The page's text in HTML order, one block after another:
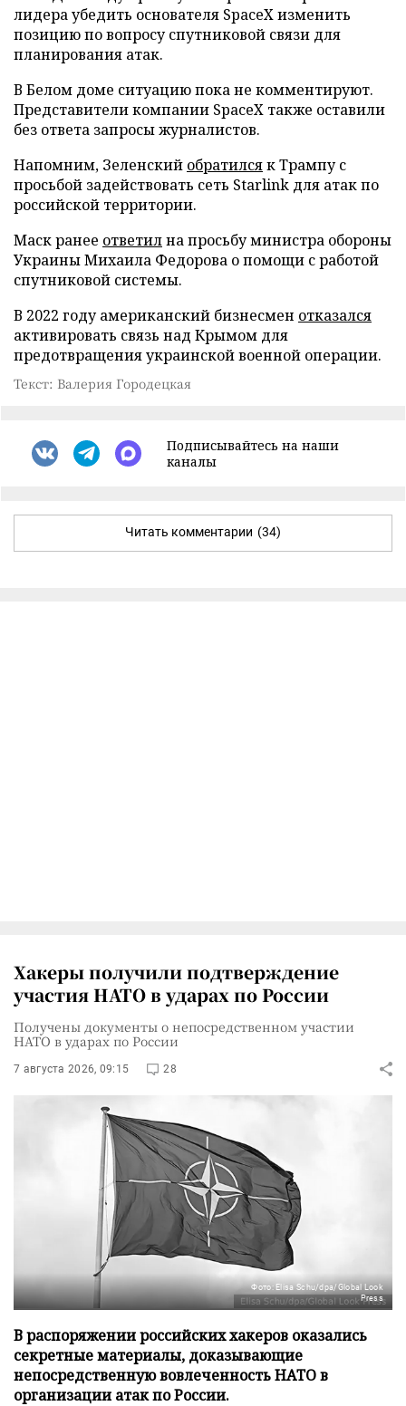
лидера убедить основателя SpaceX изменить
позицию по вопросу спутниковой связи для
планирования атак.
В Белом доме ситуацию пока не комментируют.
Представители компании SpaceX также оставили
без ответа запросы журналистов.
Напомним, Зеленский обратилсяк Трампу с
просьбой задействовать сеть Starlink для атак по
российской территории.
Маск ранее ответилна просьбу министра обороны
Украины Михаила Федорова о помощи с работой
спутниковой системы.
В 2022 году американский бизнесмен отказался
активировать связь над Крымом для
предотвращения украинской военной операции.
Текст: Валерия Городецкая
Подписывайтесь на наши
каналы
Читать комментарии (34)
Хакеры получили подтверждение
участия НАТО в ударах по России
Получены документы о непосредственном участии
НАТО в ударах по России
7 августа 2026, 09:15 28
Фото: Elisa Schu/dpa/Global Look
Press
В распоряжении российских хакеров оказались
секретные материалы, доказывающие
непосредственную вовлеченность НАТО в
организации атак по России.